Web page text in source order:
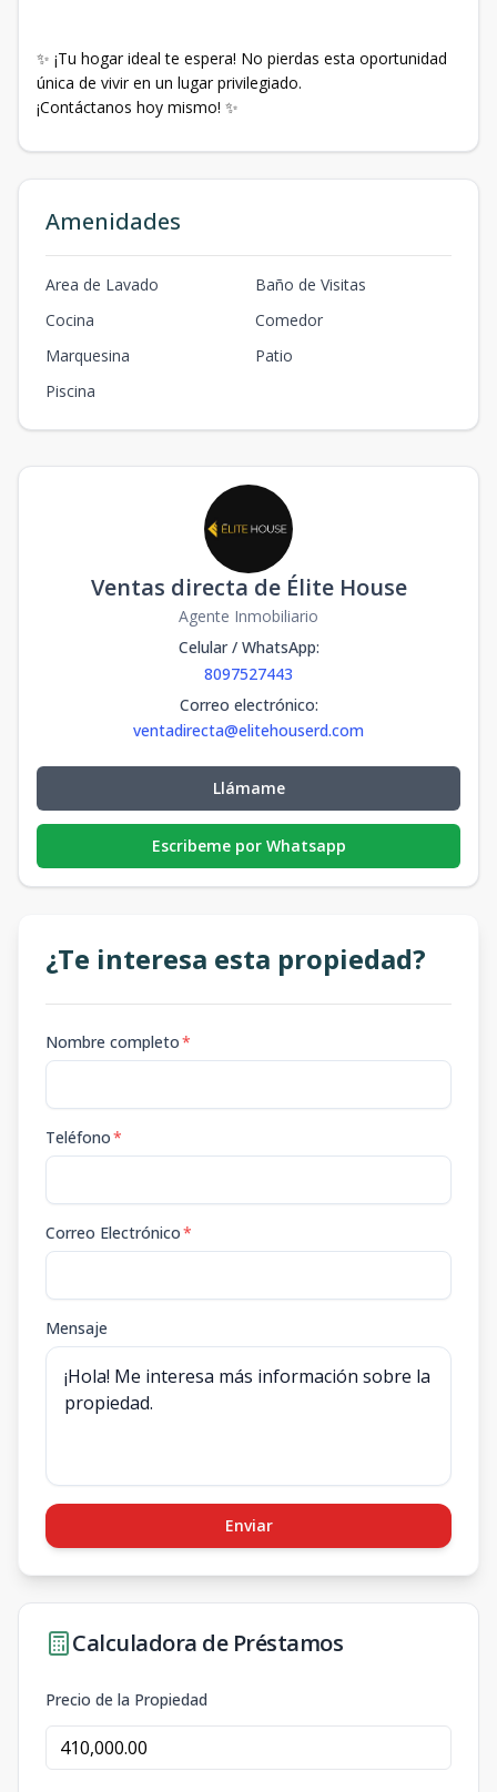
✨ ¡Tu hogar ideal te espera! No pierdas esta oportunidad
única de vivir en un lugar privilegiado.
¡Contáctanos hoy mismo! ✨
Amenidades
Area de Lavado
Baño de Visitas
Cocina
Comedor
Marquesina
Patio
Piscina
Ventas directa de Élite House
Agente Inmobiliario
Celular / WhatsApp:
8097527443
Correo electrónico:
ventadirecta@elitehouserd.com
Llámame
Escribeme por Whatsapp
¿Te interesa esta propiedad?
Nombre completo*
Teléfono*
Correo Electrónico*
Mensaje
Enviar
Calculadora de Préstamos
Precio de la Propiedad